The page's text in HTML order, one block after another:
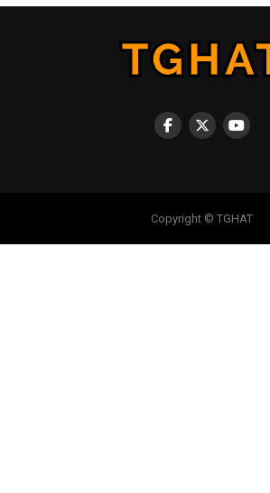
Copyright © TGHAT